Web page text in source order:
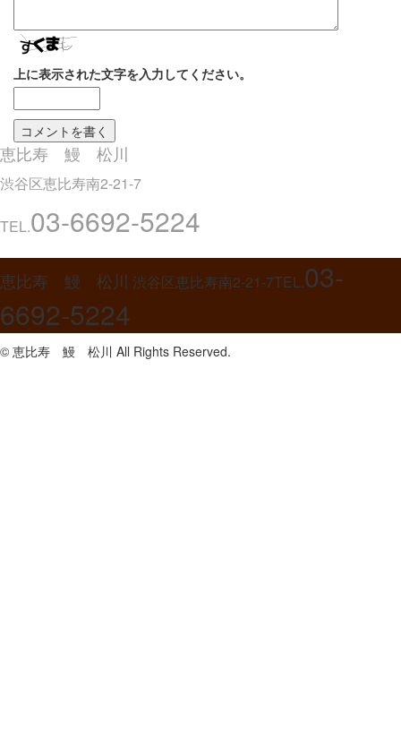
上に表示された文字を入力してください。
恵比寿 鰻 松川
渋谷区恵比寿南2-21-7
TEL.03-6692-5224
恵比寿 鰻 松川 渋谷区恵比寿南2-21-7TEL.03-
6692-5224
© 恵比寿 鰻 松川 All Rights Reserved.